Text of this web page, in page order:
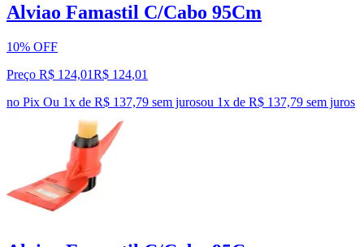
Alviao Famastil C/Cabo 95Cm
10% OFF
Preço R$ 124,01R$ 124,01
no Pix Ou 1x de R$ 137,79 sem jurosou 1x de R$ 137,79 sem juros